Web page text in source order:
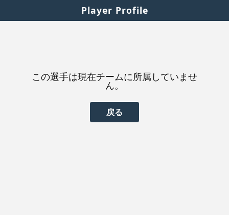
Player Profile
この選手は現在チームに所属していませ
ん。
戻る